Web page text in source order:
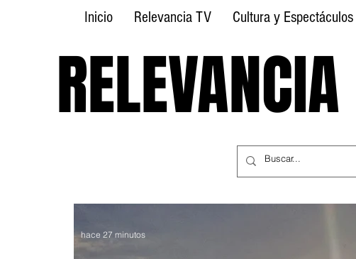
Inicio Relevancia TV Cultura y Espectáculos
hace 27 minutos